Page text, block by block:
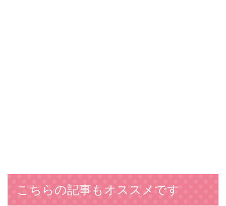
こちらの記事もオススメです